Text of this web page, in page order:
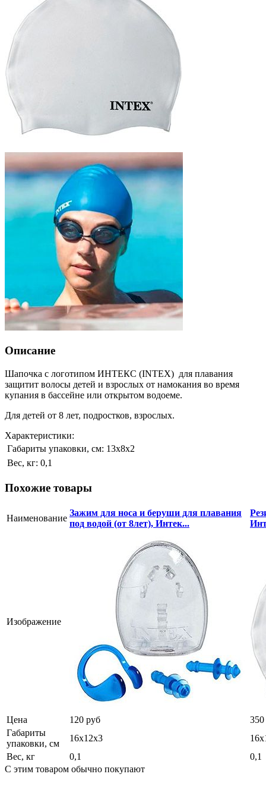
Описание
Шапочка с логотипом ИНТЕКС (INTEX) для плавания
защитит волосы детей и взрослых от намокания во время
купания в бассейне или открытом водоеме.
Для детей от 8 лет, подростков, взрослых.
Характеристики:
Габариты упаковки, см: 13х8х2
Вес, кг: 0,1
Похожие товары
Наименование
Зажим для носа и беруши для плавания
под водой (от 8лет), Интек...
Изображение
Цена 120 руб
350
Габариты
упаковки, см
16х12х3
Вес, кг
0,1
0,1
С этим товаром обычно покупают